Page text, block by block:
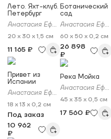
Лето. Яхт-клуб.
Петербург
Анастасия Ефимова
20 x 30 x 1,5 см
11 165 ₽
Привет из
Испании
Анастасия Ефимова
18 x 13 x 0,2 см
Под заказ
10 962
₽
Ботанический
сад
Анастасия Ефимова
60 x 50 x 0,2 см
26 898
₽
Река Мойка
Анастасия Ефимова
45 x 35 x 0,5 см
17 560 ₽